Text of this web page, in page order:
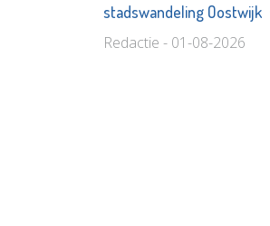
stadswandeling Oostwijk
Redactie - 01-08-2026